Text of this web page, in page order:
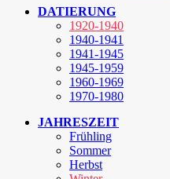
DATIERUNG
1920-1940
1940-1941
1941-1945
1945-1959
1960-1969
1970-1980
JAHRESZEIT
Frühling
Sommer
Herbst